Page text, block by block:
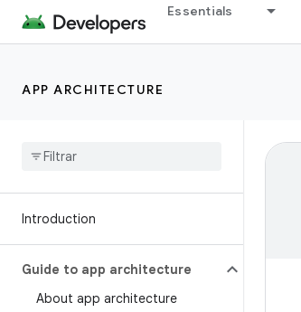
Essentials
APP ARCHITECTURE
Introduction
Guide to app architecture
About app architecture